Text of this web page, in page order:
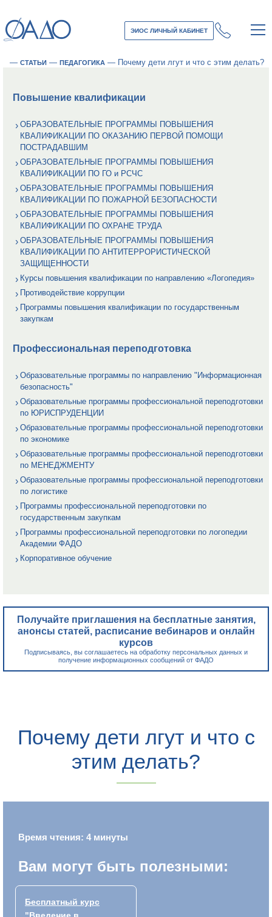
ЭИОС ЛИЧНЫЙ КАБИНЕТ
— СТАТЬИ — ПЕДАГОГИКА — Почему дети лгут и что с этим делать?
Повышение квалификации
ОБРАЗОВАТЕЛЬНЫЕ ПРОГРАММЫ ПОВЫШЕНИЯ
КВАЛИФИКАЦИИ ПО ОКАЗАНИЮ ПЕРВОЙ ПОМОЩИ
ПОСТРАДАВШИМ
ОБРАЗОВАТЕЛЬНЫЕ ПРОГРАММЫ ПОВЫШЕНИЯ
КВАЛИФИКАЦИИ ПО ГО и РСЧС
ОБРАЗОВАТЕЛЬНЫЕ ПРОГРАММЫ ПОВЫШЕНИЯ
КВАЛИФИКАЦИИ ПО ПОЖАРНОЙ БЕЗОПАСНОСТИ
ОБРАЗОВАТЕЛЬНЫЕ ПРОГРАММЫ ПОВЫШЕНИЯ
КВАЛИФИКАЦИИ ПО ОХРАНЕ ТРУДА
ОБРАЗОВАТЕЛЬНЫЕ ПРОГРАММЫ ПОВЫШЕНИЯ
КВАЛИФИКАЦИИ ПО АНТИТЕРРОРИСТИЧЕСКОЙ
ЗАЩИЩЕННОСТИ
Курсы повышения квалификации по направлению «Логопедия»
Противодействие коррупции
Программы повышения квалификации по государственным
закупкам
Профессиональная переподготовка
Образовательные программы по направлению "Информационная
безопасность"
Образовательные программы профессиональной переподготовки
по ЮРИСПРУДЕНЦИИ
Образовательные программы профессиональной переподготовки
по экономике
Образовательные программы профессиональной переподготовки
по МЕНЕДЖМЕНТУ
Образовательные программы профессиональной переподготовки
по логистике
Программы профессиональной переподготовки по
государственным закупкам
Программы профессиональной переподготовки по логопедии
Академии ФАДО
Корпоративное обучение
Получайте приглашения на бесплатные занятия,
анонсы статей, расписание вебинаров и онлайн
курсов
Подписываясь, вы соглашаетесь на обработку персональных данных и
получение информационных сообщений от ФАДО
Почему дети лгут и что с
этим делать?
Время чтения: 4 минуты
Вам могут быть полезными:
Бесплатный курс
"Введение в